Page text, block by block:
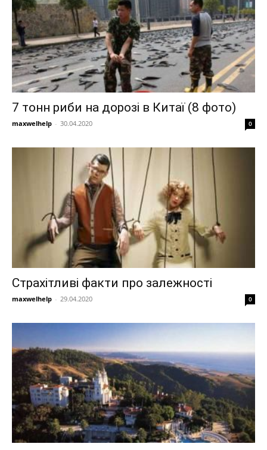
7 тонн риби на дорозі в Китаї (8 фото)
maxwelhelp - 30.04.2020 0
Страхітливі факти про залежності
maxwelhelp - 29.04.2020 0